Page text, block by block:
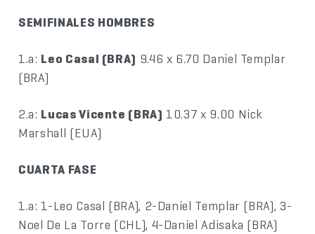
SEMIFINALES HOMBRES
1.a: Leo Casal (BRA) 9.46 x 6.70 Daniel Templar
(BRA)
2.a: Lucas Vicente (BRA) 10.37 x 9.00 Nick
Marshall (EUA)
CUARTA FASE
1.a: 1-Leo Casal (BRA), 2-Daniel Templar (BRA), 3-
Noel De La Torre (CHL), 4-Daniel Adisaka (BRA)